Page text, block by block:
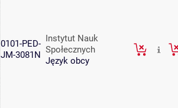
0101-PED-
JM-3081N
Instytut Nauk
Społecznych
Język obcy